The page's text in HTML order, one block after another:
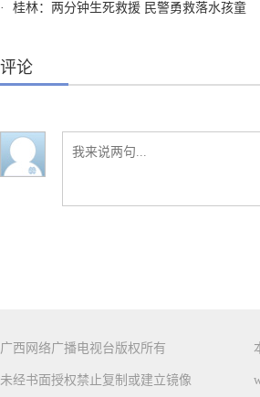
·
桂林：两分钟生死救援 民警勇救落水孩童
评论
广西网络广播电视台版权所有
未经书面授权禁止复制或建立镜像